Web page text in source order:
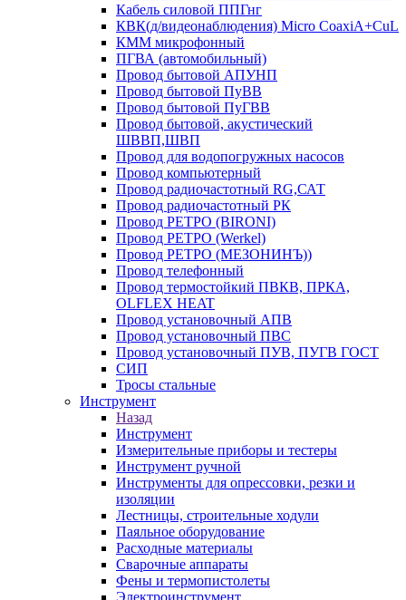
Кабель силовой ППГнг
КВК(д/видеонаблюдения) Micro CoaxiA+CuL
КММ микрофонный
ПГВА (автомобильный)
Провод бытовой АПУНП
Провод бытовой ПуВВ
Провод бытовой ПуГВВ
Провод бытовой, акустический
ШВВП,ШВП
Провод для водопогружных насосов
Провод компьютерный
Провод радиочастотный RG,САТ
Провод радиочастотный РК
Провод РЕТРО (BIRONI)
Провод РЕТРО (Werkel)
Провод РЕТРО (МЕЗОНИНЪ))
Провод телефонный
Провод термостойкий ПВКВ, ПРКА,
OLFLEX HEAT
Провод установочный АПВ
Провод установочный ПВС
Провод установочный ПУВ, ПУГВ ГОСТ
СИП
Тросы стальные
Инструмент
Назад
Инструмент
Измерительные приборы и тестеры
Инструмент ручной
Инструменты для опрессовки, резки и
изоляции
Лестницы, строительные ходули
Паяльное оборудование
Расходные материалы
Сварочные аппараты
Фены и термопистолеты